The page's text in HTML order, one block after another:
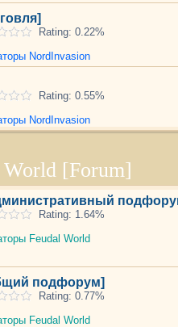
Rating: 0.22%
NordInvasion
Rating: 0.55%
NordInvasion
World [Forum]
Rating: 1.64%
Feudal World
подфорум]
Rating: 0.77%
Feudal World